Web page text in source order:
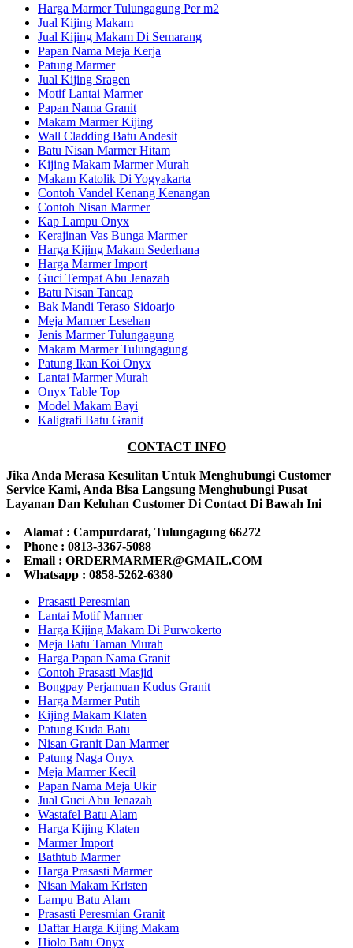
Harga Marmer Tulungagung Per m2
Jual Kijing Makam
Jual Kijing Makam Di Semarang
Papan Nama Meja Kerja
Patung Marmer
Jual Kijing Sragen
Motif Lantai Marmer
Papan Nama Granit
Makam Marmer Kijing
Wall Cladding Batu Andesit
Batu Nisan Marmer Hitam
Kijing Makam Marmer Murah
Makam Katolik Di Yogyakarta
Contoh Vandel Kenang Kenangan
Contoh Nisan Marmer
Kap Lampu Onyx
Kerajinan Vas Bunga Marmer
Harga Kijing Makam Sederhana
Harga Marmer Import
Guci Tempat Abu Jenazah
Batu Nisan Tancap
Bak Mandi Teraso Sidoarjo
Meja Marmer Lesehan
Jenis Marmer Tulungagung
Makam Marmer Tulungagung
Patung Ikan Koi Onyx
Lantai Marmer Murah
Onyx Table Top
Model Makam Bayi
Kaligrafi Batu Granit
CONTACT INFO
Jika Anda Merasa Kesulitan Untuk Menghubungi Customer
Service Kami, Anda Bisa Langsung Menghubungi Pusat
Layanan Dan Keluhan Customer Di Contact Di Bawah Ini
Alamat : Campurdarat, Tulungagung 66272
Phone : 0813-3367-5088
Email : ORDERMARMER@GMAIL.COM
Whatsapp : 0858-5262-6380
Prasasti Peresmian
Lantai Motif Marmer
Harga Kijing Makam Di Purwokerto
Meja Batu Taman Murah
Harga Papan Nama Granit
Contoh Prasasti Masjid
Bongpay Perjamuan Kudus Granit
Harga Marmer Putih
Kijing Makam Klaten
Patung Kuda Batu
Nisan Granit Dan Marmer
Patung Naga Onyx
Meja Marmer Kecil
Papan Nama Meja Ukir
Jual Guci Abu Jenazah
Wastafel Batu Alam
Harga Kijing Klaten
Marmer Import
Bathtub Marmer
Harga Prasasti Marmer
Nisan Makam Kristen
Lampu Batu Alam
Prasasti Peresmian Granit
Daftar Harga Kijing Makam
Hiolo Batu Onyx